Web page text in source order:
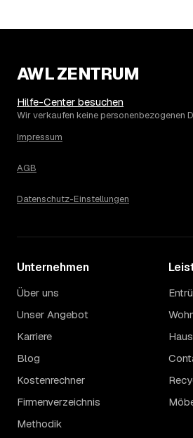
AWL ZENTRUM
Hilfe-Center besuchen
Wir verkaufen keine personenbezogenen
Impressum
AGB
Datenschutz-Einstellungen
Unternehmen
Über uns
Unser Angebot
Karriere
Blog
Kostenrechner
Firmenverzeichnis
Methodik